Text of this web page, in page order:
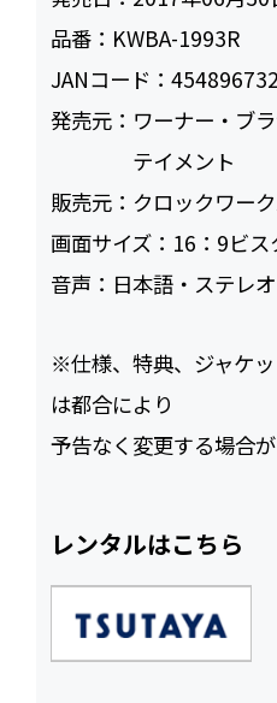
品番： KWBA-1993R
JANコード：
発売元： ワーナー・ブ
テイメント
販売元： クロックワー
画面サイズ： 16：9ビス
音声： 日本語・ステレ
※仕様、特典、ジャケ
は都合により
予告なく変更する場合が
レンタルはこちら